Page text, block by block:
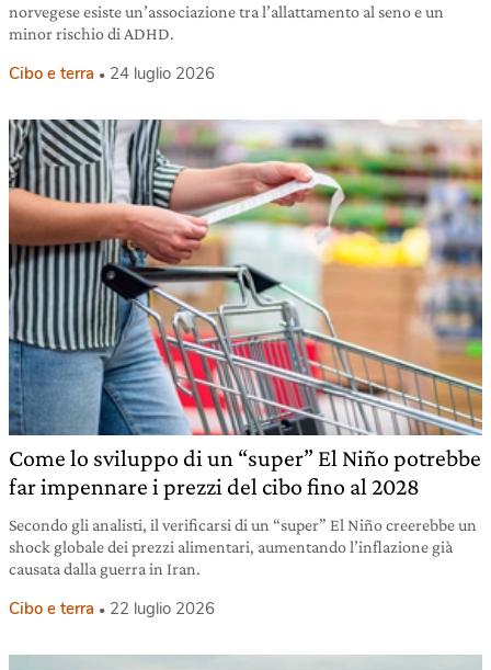
norvegese esiste un’associazione tra l’allattamento al seno e un
minor rischio di ADHD.
Cibo e terra 24 luglio 2026
Come lo sviluppo di un “super” El Niño potrebbe
far impennare i prezzi del cibo fino al 2028
Secondo gli analisti, il verificarsi di un “super” El Niño creerebbe un
shock globale dei prezzi alimentari, aumentando l’inflazione già
causata dalla guerra in Iran.
Cibo e terra 22 luglio 2026